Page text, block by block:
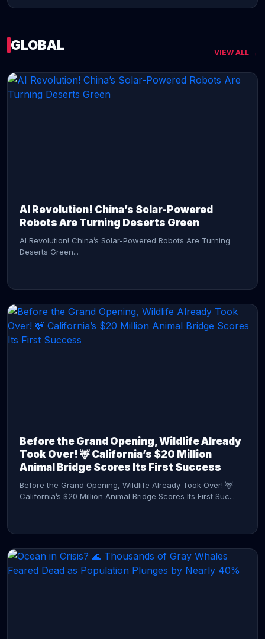
GLOBAL VIEW ALL →
AI Revolution! China’s Solar-Powered
Robots Are Turning Deserts Green
AI Revolution! China’s Solar-Powered Robots Are Turning
Deserts Green...
Before the Grand Opening, Wildlife Already
Took Over! 🦌 California’s $20 Million
Animal Bridge Scores Its First Success
Before the Grand Opening, Wildlife Already Took Over! 🦌
California’s $20 Million Animal Bridge Scores Its First Suc...